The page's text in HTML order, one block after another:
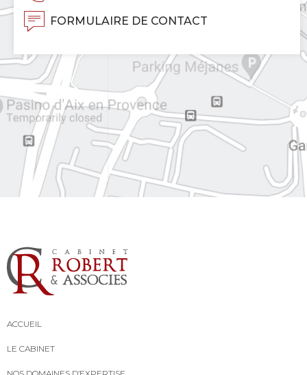
FORMULAIRE DE CONTACT
ACCUEIL
LE CABINET